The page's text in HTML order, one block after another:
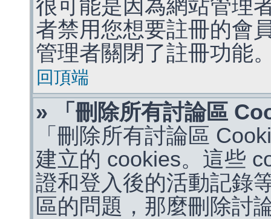
很可能是因為網站管理
者禁用您想要註冊的會
管理者關閉了註冊功能
回頂端
» 「刪除所有討論區
「刪除所有討論區
建立的 cookies。這些
證和登入後的活動記錄
區的問題，那麼刪除討